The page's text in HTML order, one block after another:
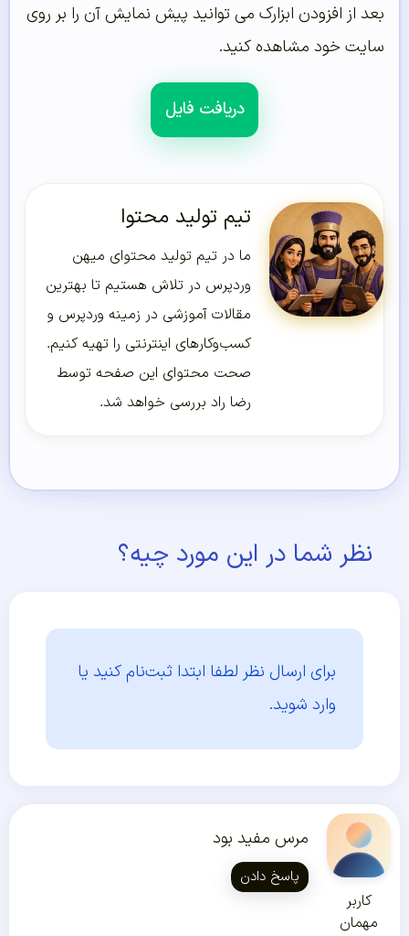
بعد از افزودن ابزارک می توانید پیش نمایش آن را بر روی
سایت خود مشاهده کنید.
دریافت فایل
تیم تولید محتوا
ما در تیم تولید محتوای میهن
وردپرس در تلاش هستیم تا بهترین
مقالات آموزشی در زمینه وردپرس و
کسب‌و‌کارهای اینترنتی را تهیه کنیم.
صحت محتوای این صفحه توسط
رضا راد بررسی خواهد شد.
نظر شما در این مورد چیه؟
برای ارسال نظر لطفا ابتدا ثبت‌نام کنید یا
وارد شوید.
کاربر
مهمان
مرس مفید بود
پاسخ دادن